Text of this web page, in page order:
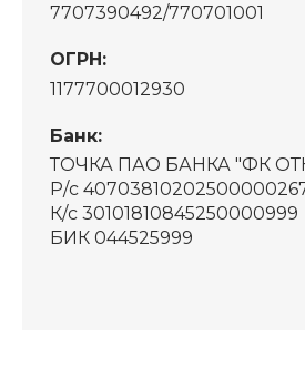
7707390492/770701001
ОГРН:
1177700012930
Банк:
ТОЧКА ПАО БАНКА "ФК
Р/с
К/с 30101810845250000999
БИК 044525999